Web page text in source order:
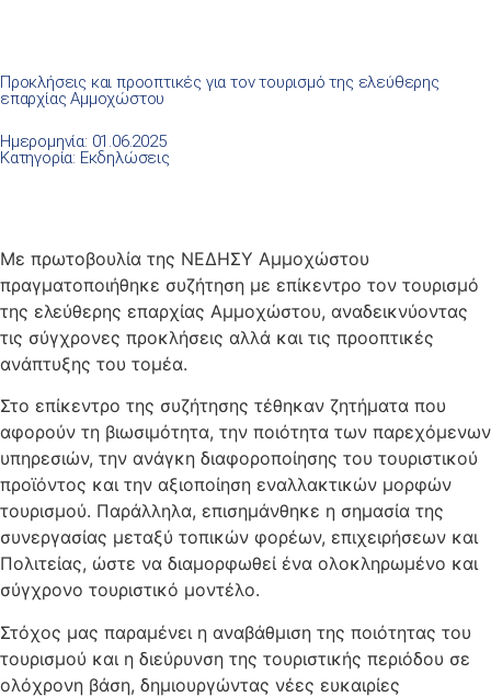
Προκλήσεις και προοπτικές για τον τουρισμό της ελεύθερης
επαρχίας Αμμοχώστου
Ημερομηνία: 01.06.2025
Κατηγορία: Εκδηλώσεις
Με πρωτοβουλία της ΝΕΔΗΣΥ Αμμοχώστου
πραγματοποιήθηκε συζήτηση με επίκεντρο τον τουρισμό
της ελεύθερης επαρχίας Αμμοχώστου, αναδεικνύοντας
τις σύγχρονες προκλήσεις αλλά και τις προοπτικές
ανάπτυξης του τομέα.
Στο επίκεντρο της συζήτησης τέθηκαν ζητήματα που
αφορούν τη βιωσιμότητα, την ποιότητα των παρεχόμενων
υπηρεσιών, την ανάγκη διαφοροποίησης του τουριστικού
προϊόντος και την αξιοποίηση εναλλακτικών μορφών
τουρισμού. Παράλληλα, επισημάνθηκε η σημασία της
συνεργασίας μεταξύ τοπικών φορέων, επιχειρήσεων και
Πολιτείας, ώστε να διαμορφωθεί ένα ολοκληρωμένο και
σύγχρονο τουριστικό μοντέλο.
Στόχος μας παραμένει η αναβάθμιση της ποιότητας του
τουρισμού και η διεύρυνση της τουριστικής περιόδου σε
ολόχρονη βάση, δημιουργώντας νέες ευκαιρίες